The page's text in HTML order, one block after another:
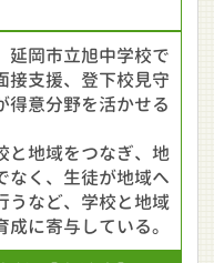
岡市立旭中学校で
接支援、登下校見守
得意分野を活かせる
地域をつなぎ、地
なく、生徒が地域へ
うなど、学校と地域
に寄与している。